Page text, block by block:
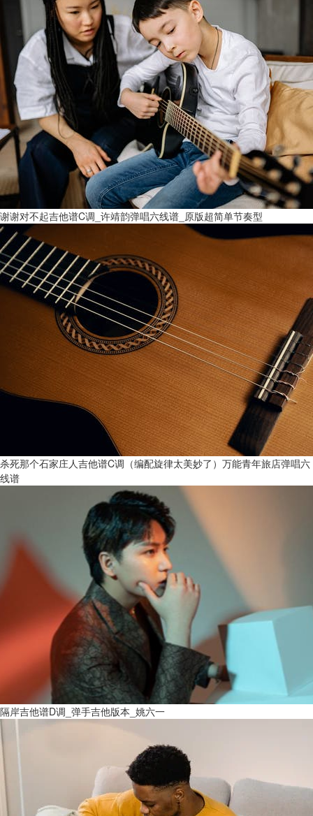
谢谢对不起吉他谱C调_许靖韵弹唱六线谱_原版超简单节奏型
杀死那个石家庄人吉他谱C调（编配旋律太美妙了）万能青年旅店弹唱六
线谱
隔岸吉他谱D调_弹手吉他版本_姚六一